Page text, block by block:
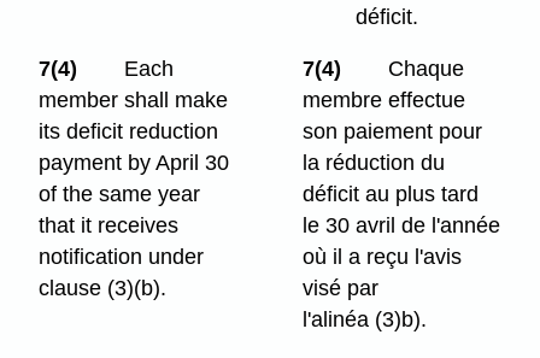
déficit.
7(4)
Each
member shall make
its deficit reduction
payment by April 30
of the same year
that it receives
notification under
clause (3)⁠(b).
7(4)
Chaque
membre effectue
son paiement pour
la réduction du
déficit au plus tard
le 30 avril de l'année
où il a reçu l'avis
visé par
l'alinéa (3)b).